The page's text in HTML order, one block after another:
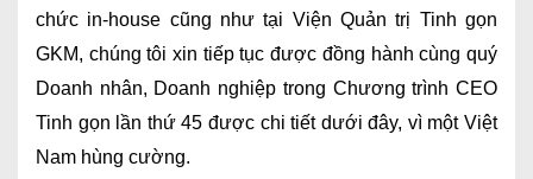
chức in-house cũng như tại Viện Quản trị Tinh gọn
GKM, chúng tôi xin tiếp tục được đồng hành cùng quý
Doanh nhân, Doanh nghiệp trong Chương trình CEO
Tinh gọn lần thứ 45 được chi tiết dưới đây, vì một Việt
Nam hùng cường.